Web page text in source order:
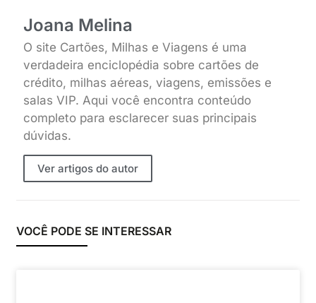
Joana Melina
O site Cartões, Milhas e Viagens é uma
verdadeira enciclopédia sobre cartões de
crédito, milhas aéreas, viagens, emissões e
salas VIP. Aqui você encontra conteúdo
completo para esclarecer suas principais
dúvidas.
Ver artigos do autor
VOCÊ PODE SE INTERESSAR